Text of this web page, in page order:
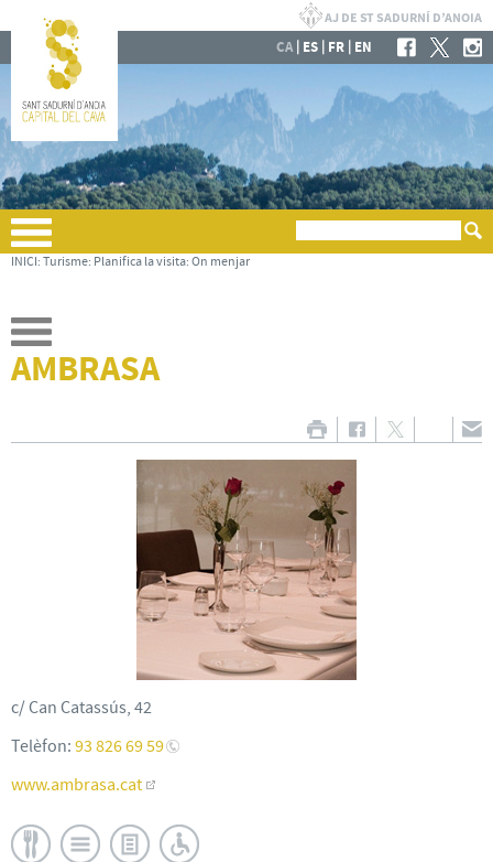
CA| ES | FR | EN
INICI: Turisme: Planifica la visita: On menjar
AMBRASA
c/ Can Catassús, 42
Telèfon: 93 826 69 59
www.ambrasa.cat